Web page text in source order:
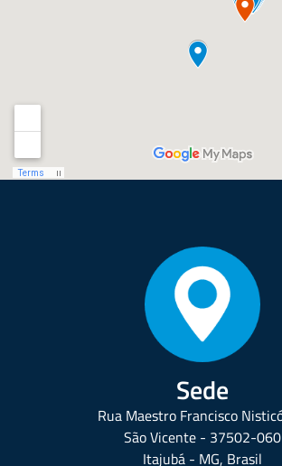
Sede
Rua Maestro Francisco
São Vicente - 37502-060
Itajubá - MG, Brasil